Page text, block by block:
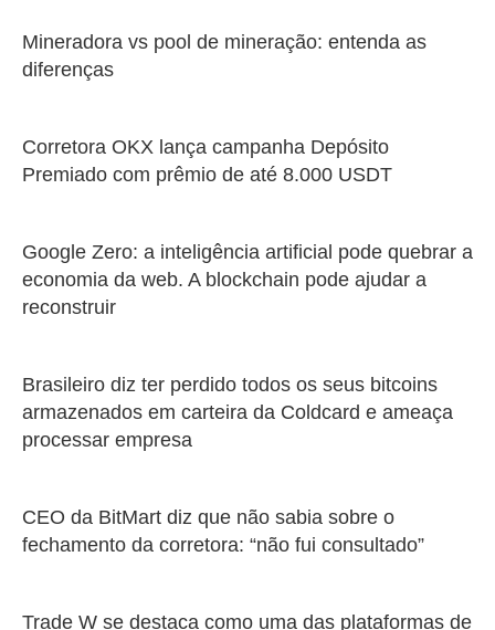
Mineradora vs pool de mineração: entenda as
diferenças
Corretora OKX lança campanha Depósito
Premiado com prêmio de até 8.000 USDT
Google Zero: a inteligência artificial pode quebrar a
economia da web. A blockchain pode ajudar a
reconstruir
Brasileiro diz ter perdido todos os seus bitcoins
armazenados em carteira da Coldcard e ameaça
processar empresa
CEO da BitMart diz que não sabia sobre o
fechamento da corretora: “não fui consultado”
Trade W se destaca como uma das plataformas de